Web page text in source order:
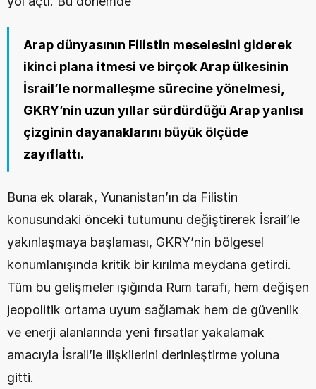
Arap dünyasının Filistin meselesini giderek
ikinci plana itmesi ve birçok Arap ülkesinin
İsrail’le normalleşme sürecine yönelmesi,
GKRY’nin uzun yıllar sürdürdüğü Arap yanlısı
çizginin dayanaklarını büyük ölçüde
zayıflattı.
Buna ek olarak, Yunanistan’ın da Filistin
konusundaki önceki tutumunu değiştirerek İsrail’le
yakınlaşmaya başlaması, GKRY’nin bölgesel
konumlanışında kritik bir kırılma meydana getirdi.
Tüm bu gelişmeler ışığında Rum tarafı, hem değişen
jeopolitik ortama uyum sağlamak hem de güvenlik
ve enerji alanlarında yeni fırsatlar yakalamak
amacıyla İsrail’le ilişkilerini derinleştirme yoluna
gitti.